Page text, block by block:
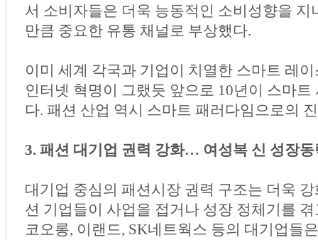
서 소비자들은 더욱 능동적인 소비성향을
만큼 중요한 유통 채널로 부상했다.
이미 세계 각국과 기업이 치열한 스마트 레
인터넷 혁명이 그랬듯 앞으로 10년이 스마
다. 패션 산업 역시 스마트 패러다임으로의
3. 패션 대기업 권력 강화… 여성복 신 성장
대기업 중심의 패션시장 권력 구조는 더욱
션 기업들이 사업을 접거나 성장 정체기를
코오롱, 이랜드, SK네트웍스 등의 대기업들